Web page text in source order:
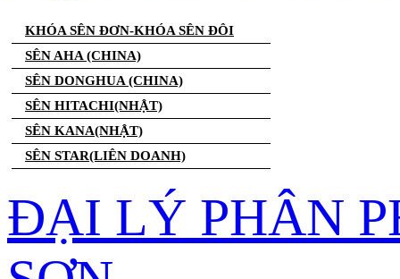
KHÓA SÊN ĐƠN-KHÓA SÊN ĐÔI
SÊN AHA (CHINA)
SÊN DONGHUA (CHINA)
SÊN HITACHI(NHẬT)
SÊN KANA(NHẬT)
SÊN STAR(LIÊN DOANH)
ĐẠI LÝ PHÂN